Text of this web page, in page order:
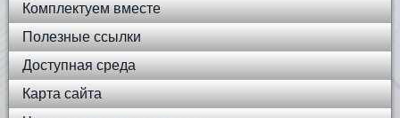
Комплектуем вместе
Полезные ссылки
Доступная среда
Карта сайта